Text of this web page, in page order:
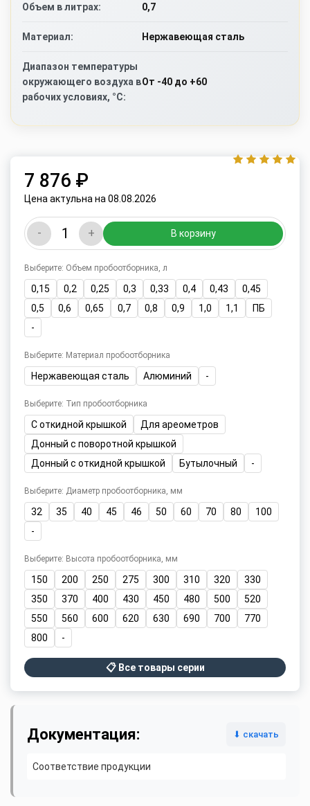
Объем в литрах: 0,7
Материал: Нержавеющая сталь
Диапазон температуры
окружающего воздуха в
рабочих условиях, °C:
От -40 до +60
7 876 ₽
Цена актульна на 08.08.2026
- + В корзину
Выберите: Объем пробоотборника, л
0,15 0,2 0,25 0,3 0,33 0,4 0,43
0,45
0,5
0,6 0,65 0,7 0,8 0,9 1,0 1,1
ПБ
-
Выберите: Материал пробоотборника
Нержавеющая сталь Алюминий -
Выберите: Тип пробоотборника
С откидной крышкой
Для ареометров
Донный с поворотной крышкой
Донный с откидной крышкой
Бутылочный -
Выберите: Диаметр пробоотборника, мм
32 35 40 45 46 50 60 70 80
100
-
Выберите: Высота пробоотборника, мм
150 200 250 275 300 310 320
330
350
370 400 430 450 480 500
520
550
560 600 620 630 690 700
770
800
-
📋 Все товары серии
Документация: ⬇ скачать
Соответствие продукции